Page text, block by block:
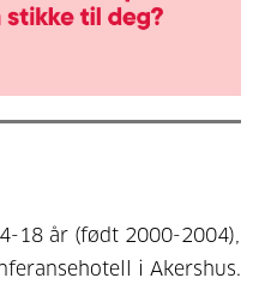
18 år (født 2000-2004),
i Akershus.